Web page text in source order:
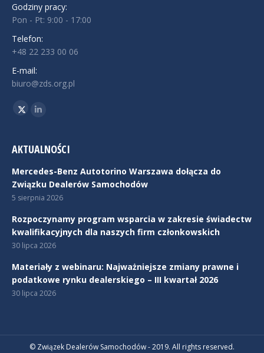
Godziny pracy:
Pon - Pt: 9:00 - 17:00
Telefon:
+48 22 233 00 06
E-mail:
biuro@zds.org.pl
Znajdź nas na:
TwitterLinkedin
AKTUALNOŚCI
Mercedes-Benz Autotorino Warszawa dołącza do
Związku Dealerów Samochodów
5 sierpnia 2026
Rozpoczynamy program wsparcia w zakresie świadectw
kwalifikacyjnych dla naszych firm członkowskich
30 lipca 2026
Materiały z webinaru: Najważniejsze zmiany prawne i
podatkowe rynku dealerskiego – III kwartał 2026
30 lipca 2026
© Związek Dealerów Samochodów - 2019. All rights reserved.